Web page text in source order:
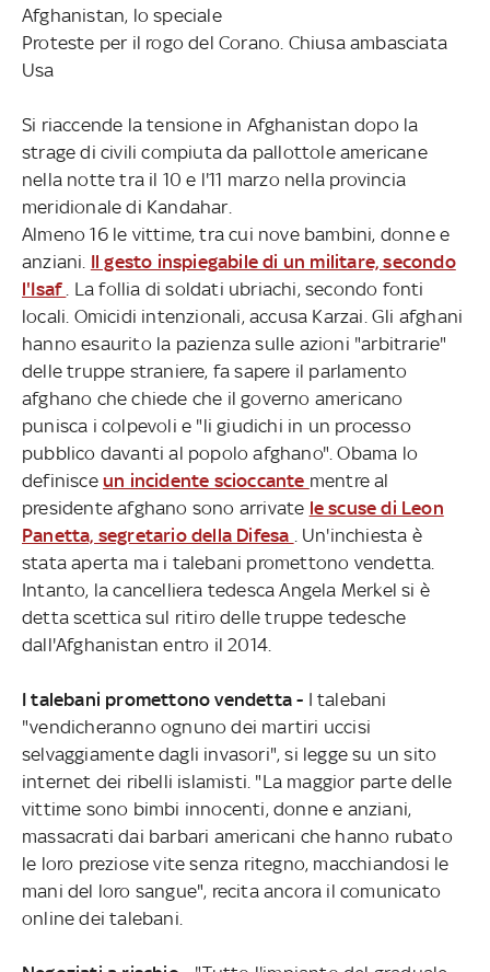
Afghanistan, lo speciale
Proteste per il rogo del Corano. Chiusa ambasciata
Usa
Si riaccende la tensione in Afghanistan dopo la
strage di civili compiuta da pallottole americane
nella notte tra il 10 e l'11 marzo nella provincia
meridionale di Kandahar.
Almeno 16 le vittime, tra cui nove bambini, donne e
anziani. Il gesto inspiegabile di un militare, secondo
l'Isaf . La follia di soldati ubriachi, secondo fonti
locali. Omicidi intenzionali, accusa Karzai. Gli afghani
hanno esaurito la pazienza sulle azioni "arbitrarie"
delle truppe straniere, fa sapere il parlamento
afghano che chiede che il governo americano
punisca i colpevoli e "li giudichi in un processo
pubblico davanti al popolo afghano". Obama lo
definisce un incidente scioccante mentre al
presidente afghano sono arrivate le scuse di Leon
Panetta, segretario della Difesa
. Un'inchiesta è
stata aperta ma i talebani promettono vendetta.
Intanto, la cancelliera tedesca Angela Merkel si è
detta scettica sul ritiro delle truppe tedesche
dall'Afghanistan entro il 2014.
I talebani promettono vendetta - I talebani
"vendicheranno ognuno dei martiri uccisi
selvaggiamente dagli invasori", si legge su un sito
internet dei ribelli islamisti. "La maggior parte delle
vittime sono bimbi innocenti, donne e anziani,
massacrati dai barbari americani che hanno rubato
le loro preziose vite senza ritegno, macchiandosi le
mani del loro sangue", recita ancora il comunicato
online dei talebani.